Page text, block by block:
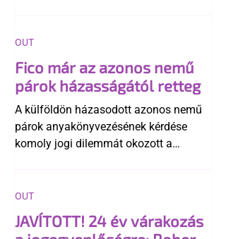
Fico már az azonos nemű
párok házasságától retteg
A külföldön házasodott azonos nemű
párok anyakönyvezésének kérdése
komoly jogi dilemmát okozott a
egyértelműen tiltja a házasságuk
elismerését. Közben az ellenzéken belül
is vita robbant ki arról, hogy vissza
OUT
JAVÍTOTT! 24 év várakozás
OUT